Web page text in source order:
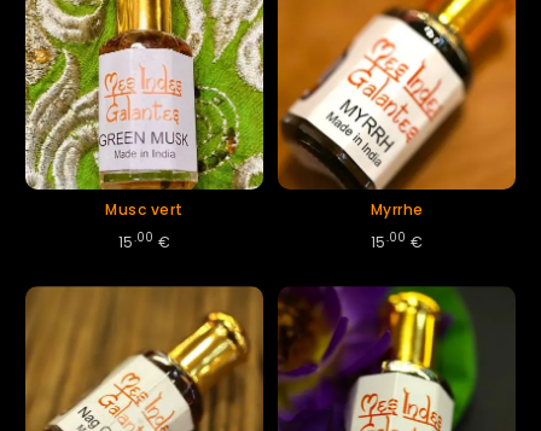
Musc vert
15.00 €
Myrrhe
15.00 €